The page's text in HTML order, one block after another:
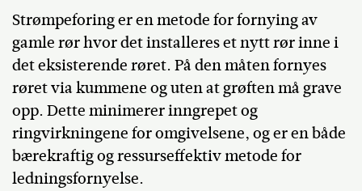
Strømpeforing er en metode for fornying av
gamle rør hvor det installeres et nytt rør inne i
det eksisterende røret. På den måten fornyes
røret via kummene og uten at grøften må grave
opp. Dette minimerer inngrepet og
ringvirkningene for omgivelsene, og er en både
bærekraftig og ressurseffektiv metode for
ledningsfornyelse.